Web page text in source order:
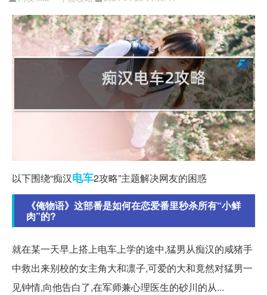
以下围绕“痴汉电车2攻略”主题解决网友的困惑
《俺物语》这部番是如何在恋爱番里秒杀所有“小鲜
肉”的?
就在某一天早上搭上电车上学的途中,猛男从痴汉的咸猪手
中救出来别校的女主角大和凛子,可爱的大和竟然对猛男一
见钟情,向他告白了,在军师兼心理医生的砂川的从...